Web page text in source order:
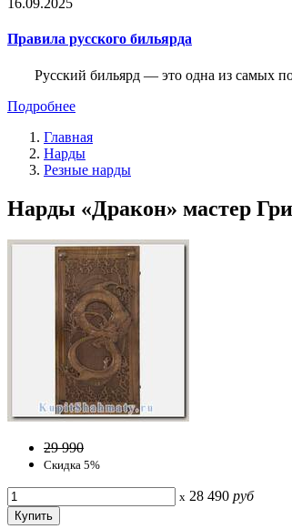
16.09.2025
Правила русского бильярда
Русский бильярд — это одна из самых
Подробнее
Главная
Нарды
Резные нарды
Нарды «Дракон» мастер
29 990
Скидка 5%
x 28 490 руб